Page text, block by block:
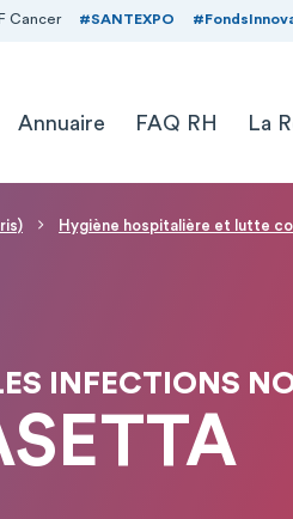
Cancer #SANTEXPO
Annuaire FAQ RH La
Hygiène hospitalière et lutte
INFECTIONS